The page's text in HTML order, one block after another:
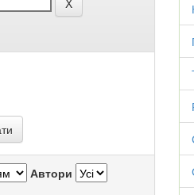
Автори